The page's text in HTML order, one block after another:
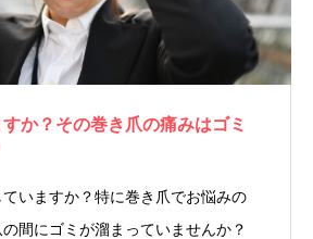
か？その巻き爪の痛みはゴミ
いますか？特に巻き爪でお悩みの
間にゴミが溜まっていませんか？